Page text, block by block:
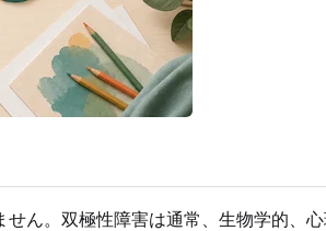
ん。双極性障害は通常、生物学的、